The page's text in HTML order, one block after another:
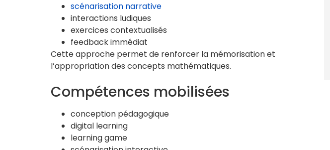
scénarisation narrative
interactions ludiques
exercices contextualisés
feedback immédiat
Cette approche permet de renforcer la mémorisation et
l’appropriation des concepts mathématiques.
Compétences mobilisées
conception pédagogique
digital learning
learning game